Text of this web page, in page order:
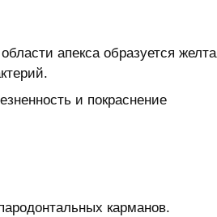
апекса образуется
и покраснение
карманов.